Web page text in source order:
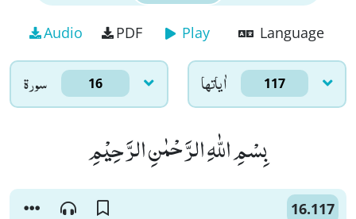
Audio PDF Play Language
سورۃ 16 اٰياتها 117
بِسْمِ اللّٰهِ الرَّحْمٰنِ الرَّحِیْمِ
16.117